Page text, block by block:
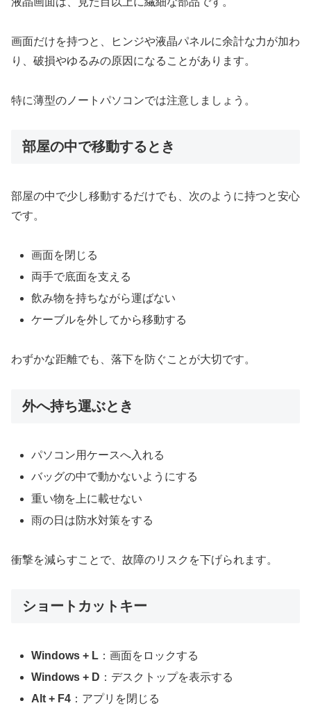
画面だけを持つと、ヒンジや液晶パネルに余計な力が加わ
り、破損やゆるみの原因になることがあります。
特に薄型のノートパソコンでは注意しましょう。
部屋の中で移動するとき
部屋の中で少し移動するだけでも、次のように持つと安心
です。
画面を閉じる
両手で底面を支える
飲み物を持ちながら運ばない
ケーブルを外してから移動する
わずかな距離でも、落下を防ぐことが大切です。
外へ持ち運ぶとき
パソコン用ケースへ入れる
バッグの中で動かないようにする
重い物を上に載せない
雨の日は防水対策をする
衝撃を減らすことで、故障のリスクを下げられます。
ショートカットキー
Windows + L ：画面をロックする
Windows + D ：デスクトップを表示する
Alt + F4 ：アプリを閉じる